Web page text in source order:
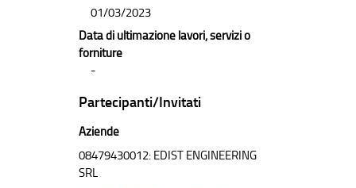
01/03/2023
Data di ultimazione lavori, servizi o
forniture
-
Partecipanti/Invitati
Aziende
08479430012: EDIST ENGINEERING
SRL